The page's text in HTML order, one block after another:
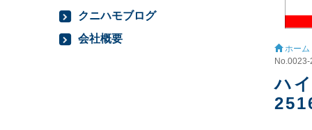
ホーム
No.0023-
ハ
クニハモブログ
会社概要